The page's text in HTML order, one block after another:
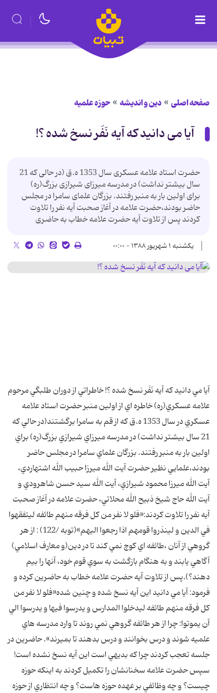
صفحه اصلی دین و اندیشه حوزه علمیه
آیا می دانید که آیه نَفَر نسخ شده ؟!
حضرت استاد علامه عسکری سال 1353 ه.ق (در حالی که 21
سال بیشتر نداشت) در مدرسه میرزای شیرازی بزرگ(ره)
برای اولین بار به منبر رفتند. بزرگان علمای سامرا در مجلس
حاضر بودند،حضرت علامه در آغاز صحبت آیه نفر را تلاوت
کردند پس از تلاوت آیه حضرت علامه خطاب به حاضری
یکشنبه ۱ شهریور ۱۳۸۸ - ۰۰:۰۰
آيا مي دانيد که آيه نَفَر نسخ شده ؟! خاطراتي از دوران طلبگي مرحوم
علامه عسکري(ره) خاطره اي از اولين منبر حضرت استاد علامه
عسکري در سال 1353 ه.ق که از قم به سامرا برگشتند(در حالي که
21 سال بيشتر نداشت) در مدرسه ميرزاي شيرازي بزرگ(ره) براي
اولين بار به منبر رفتند. بزرگان علماي سامرا در مجلس حاضر
بودند،علمايي نظير حضرت آيت الله ميرزا حبيب الله اشتهاردي،
آيت الله ميرزا محمود شيرازي، آيت الله سيد حسن شاهرودي و
آيت الله حاج شيخ ذبيح الله محلاتي، حضرت علامه در آغاز صحبت
آيه نفر را تلاوت کردند:«فلو لا نفر من کل فرقه منهم طائفه ليتفقهوا
في الدين و لينذروا قومهم اذا رجعوا اليهم»(توبه /122) : از هر
گروهي از آنان ،طائفه اي کوچ نمي کند تا در دين(و معارف اسلامي)
آگاهي يابند و به هنگام بازگشت به سوي قوم خود، آنها را بيم
دهند؟).پس از تلاوت آيه حضرت علامه خطاب به حاضرين کرده و
فرمود: آيا مي دانيد اين آيه نسخ شده و چنين شده«فلو لا نفر من
کل فرقه منهم طائفه ليدخلوا المدارس و يدرسوا فيها و يدرسوا الي
آن يموتوا: چرا از هر طائفه گروهي نمي روند تا وارد مدرسه هاي
علميه شوند و درس بخوانند و درس بدهند تا بميرند». حاضرين در
جلسه تعجب کردند چرا که بديهي است اين آيه نسخ نشده است!
سپس حضرت علامه سخنانشان را تکميل کردند به اينکه حوزه
چيست؟ و چه وظائفي بر عهده حوزه هاست؟ و چه انتظاري از حوزه